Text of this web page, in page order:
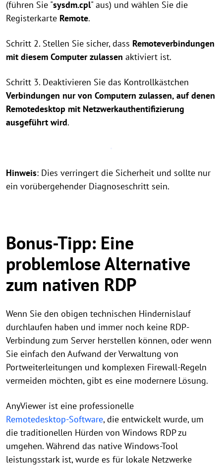
(führen Sie "sysdm.cpl" aus) und wählen Sie die
Registerkarte Remote.
Schritt 2. Stellen Sie sicher, dass Remoteverbindungen
mit diesem Computer zulassen aktiviert ist.
Schritt 3. Deaktivieren Sie das Kontrollkästchen
Verbindungen nur von Computern zulassen, auf denen
Remotedesktop mit Netzwerkauthentifizierung
ausgeführt wird.
Hinweis: Dies verringert die Sicherheit und sollte nur
ein vorübergehender Diagnoseschritt sein.
Bonus-Tipp: Eine
problemlose Alternative
zum nativen RDP
Wenn Sie den obigen technischen Hindernislauf
durchlaufen haben und immer noch keine RDP-
Verbindung zum Server herstellen können, oder wenn
Sie einfach den Aufwand der Verwaltung von
Portweiterleitungen und komplexen Firewall-Regeln
vermeiden möchten, gibt es eine modernere Lösung.
AnyViewer ist eine professionelle
Remotedesktop-Software, die entwickelt wurde, um
die traditionellen Hürden von Windows RDP zu
umgehen. Während das native Windows-Tool
leistungsstark ist, wurde es für lokale Netzwerke